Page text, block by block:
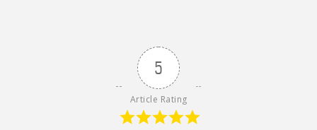
5
Article Rating